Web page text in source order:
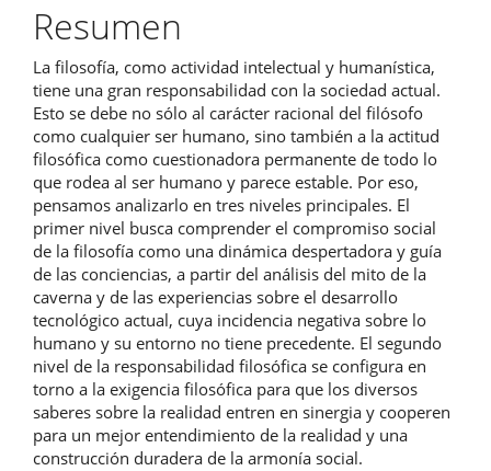
Resumen
La filosofía, como actividad intelectual y humanística,
tiene una gran responsabilidad con la sociedad actual.
Esto se debe no sólo al carácter racional del filósofo
como cualquier ser humano, sino también a la actitud
filosófica como cuestionadora permanente de todo lo
que rodea al ser humano y parece estable. Por eso,
pensamos analizarlo en tres niveles principales. El
primer nivel busca comprender el compromiso social
de la filosofía como una dinámica despertadora y guía
de las conciencias, a partir del análisis del mito de la
caverna y de las experiencias sobre el desarrollo
tecnológico actual, cuya incidencia negativa sobre lo
humano y su entorno no tiene precedente. El segundo
nivel de la responsabilidad filosófica se configura en
torno a la exigencia filosófica para que los diversos
saberes sobre la realidad entren en sinergia y cooperen
para un mejor entendimiento de la realidad y una
construcción duradera de la armonía social.